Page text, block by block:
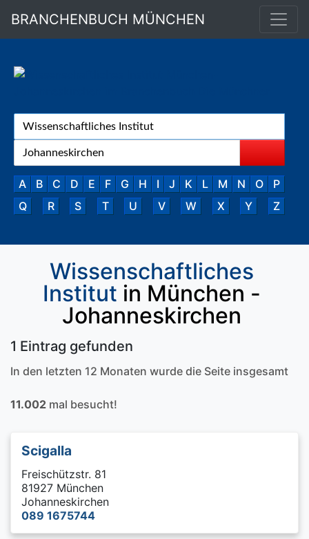
BRANCHENBUCH MÜNCHEN
A B C D E F G H I J K L M N O
P
Q
R S T U V W X Y Z
Wissenschaftliches
Institut in München -
Johanneskirchen
1 Eintrag gefunden
In den letzten 12 Monaten wurde die Seite insgesamt
11.002 mal besucht!
Scigalla
Freischützstr. 81
81927 München
Johanneskirchen
089 1675744